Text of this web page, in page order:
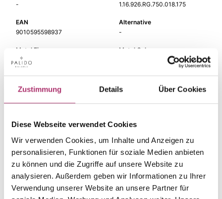
Zustimmung Details Über Cookies
Diese Webseite verwendet Cookies
Wir verwenden Cookies, um Inhalte und Anzeigen zu
personalisieren, Funktionen für soziale Medien anbieten
zu können und die Zugriffe auf unsere Website zu
analysieren. Außerdem geben wir Informationen zu Ihrer
Verwendung unserer Website an unsere Partner für
-
1.16.926.RG.750.018.175
EAN
9010595598937
Alternative
-
Metal Fineness
750
Metal Color
Length
17,5cm
Gem Color
white
Gem Type
Gem
The matching pieces